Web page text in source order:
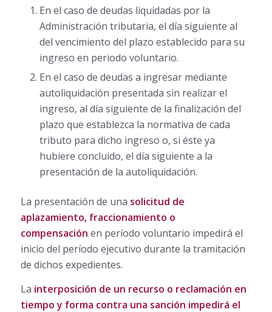
En el caso de deudas liquidadas por la
Administración tributaria, el día siguiente al
del vencimiento del plazo establecido para su
ingreso en periodo voluntario.
En el caso de deudas a ingresar mediante
autoliquidación presentada sin realizar el
ingreso, al día siguiente de la finalización del
plazo que establezca la normativa de cada
tributo para dicho ingreso o, si éste ya
hubiere concluido, el día siguiente a la
presentación de la autoliquidación.
La presentación de una solicitud de
aplazamiento, fraccionamiento o
compensación en período voluntario impedirá el
inicio del período ejecutivo durante la tramitación
de dichos expedientes.
La interposición de un recurso o reclamación en
tiempo y forma contra una sanción impedirá el